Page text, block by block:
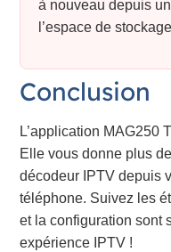
à nouveau depuis
l’espace de
Conclusion
L’application MAG250
Elle vous donne plus
décodeur IPTV depuis
téléphone. Suivez les
et la configuration sont
expérience IPTV !